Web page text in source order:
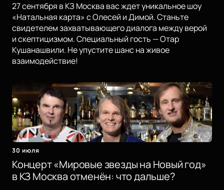
27 сентября в КЗ Москва вас ждет уникальное шоу
«Натальная карта» с Олесей и Димой. Станьте
свидетелем захватывающего диалога между верой
и скептицизмом. Специальный гость — Отар
Кушанашвили. Не упустите шанс на живое
взаимодействие!
30 июля
Концерт «Мировые звезды на Новый год»
в КЗ Москва отменён: что дальше?